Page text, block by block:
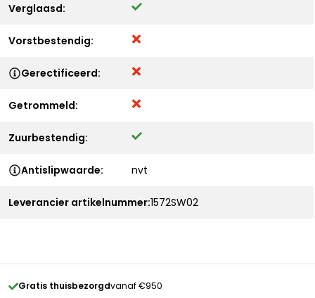
Verglaasd:
Vorstbestendig:
Gerectificeerd:
Getrommeld:
Zuurbestendig:
Antislipwaarde: nvt
Leverancier artikelnummer:1572SW02
Gratis thuisbezorgdvanaf €950